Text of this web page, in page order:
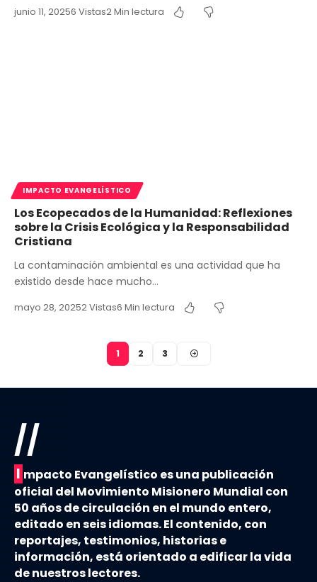
junio 11, 20256 Vistas2 Min lectura
IMPACTO EVANGELÍSTICO
Los Ecopecados de la Humanidad: Reflexiones
sobre la Crisis Ecológica y la Responsabilidad
Cristiana
La contaminación ambiental es una actividad que ha
existido desde hace mucho…
mayo 28, 20252 Vistas6 Min lectura
1 2 3
//
I mpacto Evangelístico es una publicación
oficial del Movimiento Misionero Mundial con
50 años de circulación en el mundo entero,
editado en seis idiomas. El contenido, con
reportajes, testimonios, historias e
información, está orientado a edificar la vida
de nuestros lectores.